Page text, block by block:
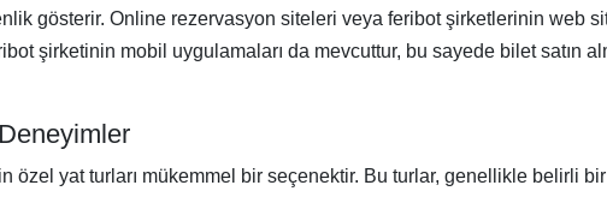
gösterir. Online rezervasyon siteleri veya feribot şirketlerinin web
şirketinin mobil uygulamaları da mevcuttur, bu sayede bilet satın
yat turları mükemmel bir seçenektir. Bu turlar, genellikle belirli